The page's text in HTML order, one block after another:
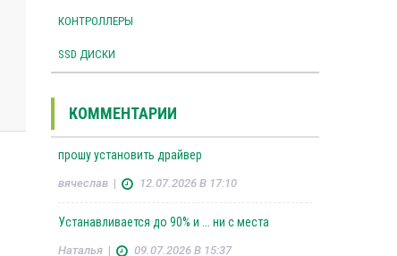
КОНТРОЛЛЕРЫ
SSD ДИСКИ
КОММЕНТАРИИ
прошу установить драйвер
вячеслав| 12.07.2026 В 17:10
Устанавливается до 90% и ... ни с места
Наталья| 09.07.2026 В 15:37